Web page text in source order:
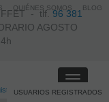
-tlf.96 381
AGOSTO
/Iniciar sesión
USUARIOS REGISTRADOS
Toggle
QUIÉNES SOMOS BLOG